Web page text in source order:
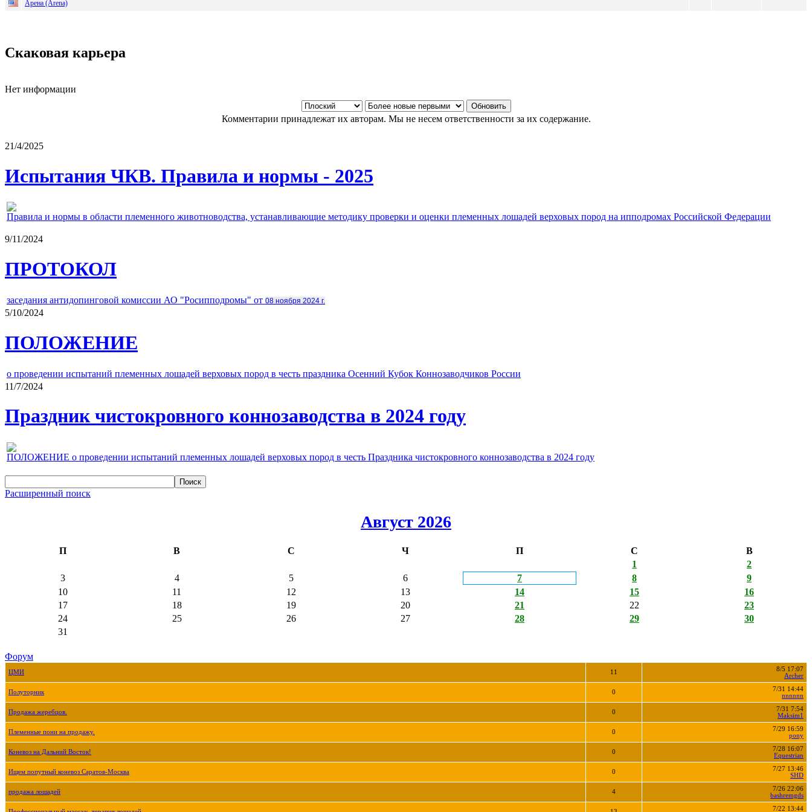
Арена (Arena)
Скаковая карьера
Нет информации
Комментарии принадлежат их авторам. Мы не несем ответственности за их содержание.
21/4/2025
Испытания ЧКВ. Правила и нормы - 2025
Правила и нормы в области племенного животноводства, устанавливающие методику проверки и оценки племенных лошадей верховых пород на ипподромах Российской Федерации
9/11/2024
ПРОТОКОЛ
заседания антидопинговой комиссии АО "Росипподромы" от 08 ноября 2024 г.
5/10/2024
ПОЛОЖЕНИЕ
о проведении испытаний племенных лошадей верховых пород в честь праздника Осенний Кубок Коннозаводчиков России
11/7/2024
Праздник чистокровного коннозаводства в 2024 году
ПОЛОЖЕНИЕ о проведении испытаний племенных лошадей верховых пород в честь Праздника чистокровного коннозаводства в 2024 году
Расширенный поиск
Август 2026
П В С Ч П С
В
1
2
3
4 5 6 7 8
9
10
11 12 13 14 15
16
17
18 19 20 21 22
23
24
25 26 27 28 29
30
31
Форум
ЦМИ 11
8/5 17:07
Archer
Полуторник 0
7/31 14:44
nnnnnn
Продажа жеребцов. 0
7/31 7:54
Maksim1
Племенные пони на продажу. 0
7/29 16:59
pony
Коневоз на Дальний Восток! 0
7/28 16:07
Equestrian
Ищем попутный коневоз Саратов-Москва 0
7/27 13:46
SHD
продажа лошадей 4
7/26 22:06
bashremgds
7/22 13:44